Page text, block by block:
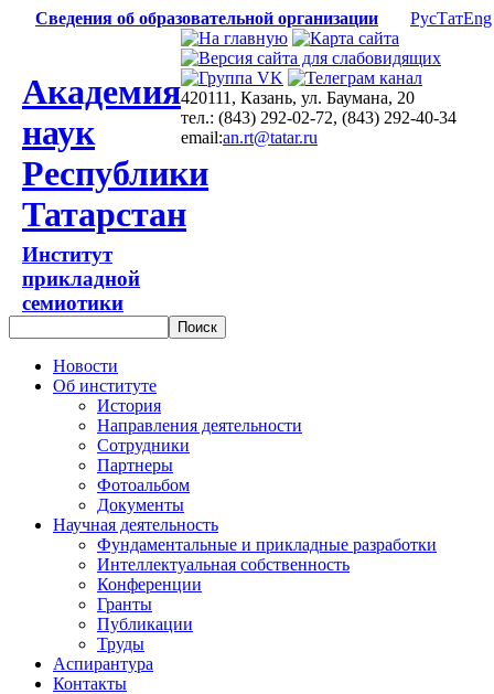
Сведения об образовательной организации РусТатEng
Академия
наук
Республики
Татарстан
Институт
прикладной
семиотики
420111, Казань, ул. Баумана, 20
тел.: (843) 292-02-72, (843) 292-40-34
email:an.rt@tatar.ru
Новости
Об институте
История
Направления деятельности
Сотрудники
Партнеры
Фотоальбом
Документы
Научная деятельность
Фундаментальные и прикладные разработки
Интеллектуальная собственность
Конференции
Гранты
Публикации
Труды
Аспирантура
Контакты